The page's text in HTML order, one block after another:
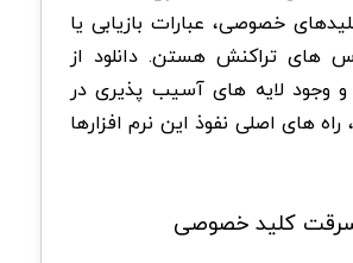
خصوصی، عبارات بازیابی یا
های تراکنش هستن. دانلود از
و وجود لایه های آسیب پذیری در
های اصلی نفوذ این نرم افزارها
سرقت کلید خصوصی